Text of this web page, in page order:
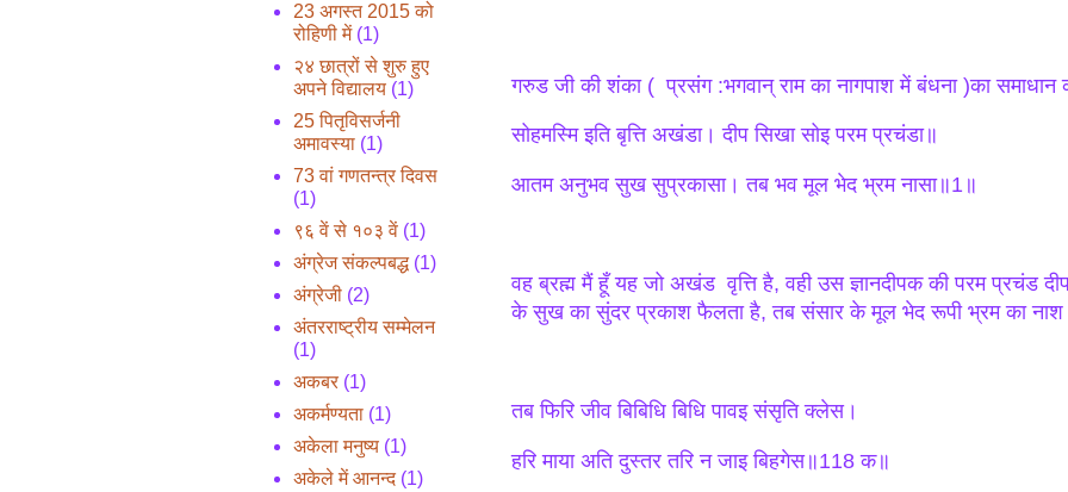
गरुड जी की शंका ( प्रसंग :भगवान् राम का नागपाश में बंधना )का
सोहमस्मि इति बृत्ति अखंडा। दीप सिखा सोइ परम प्रचंडा॥
आतम अनुभव सुख सुप्रकासा। तब भव मूल भेद भ्रम नासा॥1॥
वह ब्रह्म मैं हूँ यह जो अखंड वृत्ति है, वही उस ज्ञानदीपक की परम प्रचंड
के सुख का सुंदर प्रकाश फैलता है, तब संसार के मूल भेद रूपी भ्रम का नाश
तब फिरि जीव बिबिधि बिधि पावइ संसृति क्लेस।
हरि माया अति दुस्तर तरि न जाइ बिहगेस॥118 क॥
23 अगस्त 2015 को
रोहिणी में (1)
२४ छात्रों से शुरु हुए
अपने विद्यालय (1)
25 पितृविसर्जनी
अमावस्या (1)
73 वां गणतन्त्र दिवस
(1)
९६ वें से १०३ वें (1)
अंग्रेज संकल्पबद्ध (1)
अंग्रेजी (2)
अंतरराष्ट्रीय सम्मेलन
(1)
अकबर (1)
अकर्मण्यता (1)
अकेला मनुष्य (1)
अकेले में आनन्द (1)